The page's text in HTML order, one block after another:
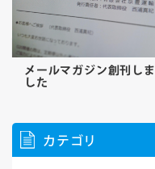
メールマガジン創刊しま
した
カテゴリ